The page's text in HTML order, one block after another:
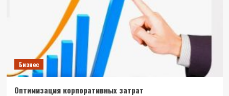
Бизнес
Оптимизация корпоративных затрат